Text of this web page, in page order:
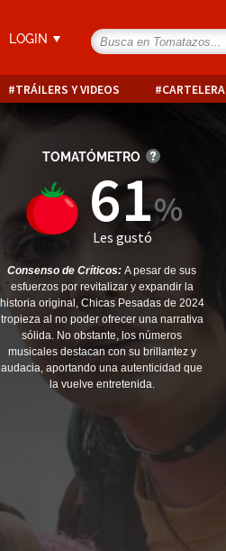
LOGIN
TRÁILERS Y VIDEOS CARTELERA
TOMATÓMETRO
61
Les gustó
Consenso de Críticos: A pesar de sus
esfuerzos por revitalizar y expandir la
historia original, Chicas Pesadas de 2024
tropieza al no poder ofrecer una narrativa
sólida. No obstante, los números
musicales destacan con su brillantez y
audacia, aportando una autenticidad que
la vuelve entretenida.